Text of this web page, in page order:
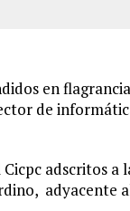
en
de
adscritos a
adyacente